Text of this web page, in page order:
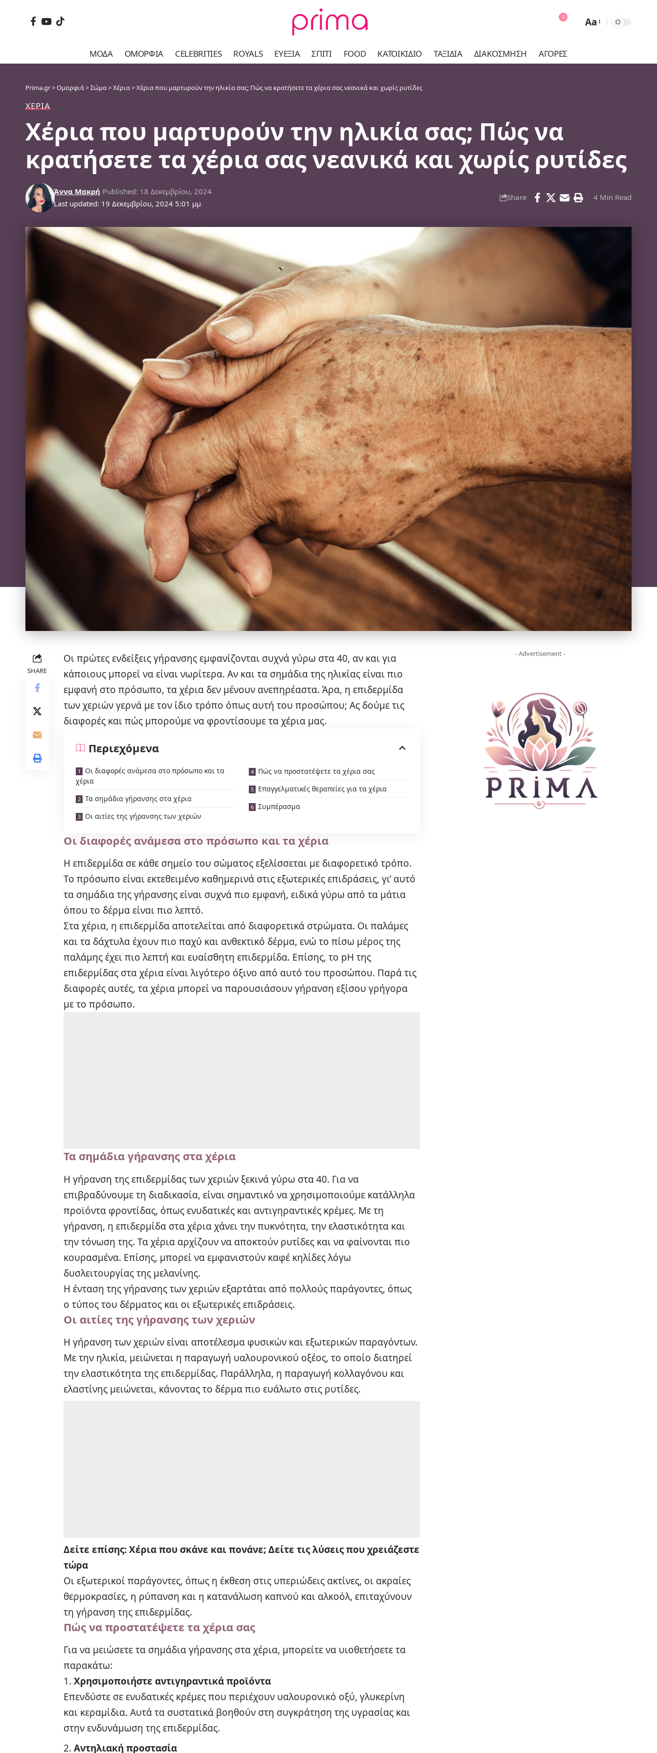
9
Font
Aa
ΜΌΔΑ ΟΜΟΡΦΙΆ CELEBRITIES ROYALS ΕΥΕΞΊΑ ΣΠΊΤΙ FOOD ΚΑΤΟΙΚΊΔΙΟ ΤΑΞΊΔΙΑ ΔΙΑΚΌΣΜΗΣΗ ΑΓΟΡΈΣ
Prima.gr>Ομορφιά>Σώμα>Χέρια>Χέρια που μαρτυρούν την ηλικία σας; Πώς να κρατήσετε τα χέρια σας νεανικά και χωρίς ρυτίδες
ΧΈΡΙΑ
Χέρια που μαρτυρούν την ηλικία σας; Πώς να
κρατήσετε τα χέρια σας νεανικά και χωρίς ρυτίδες
Last updated: 19 Δεκεμβρίου, 2024 5:01 μμ
Άννα Μακρή Published: 18 Δεκεμβρίου, 2024
Share 4 Min Read
SHARE
Οι πρώτες ενδείξεις γήρανσης εμφανίζονται συχνά γύρω στα 40, αν και για
κάποιους μπορεί να είναι νωρίτερα. Αν και τα σημάδια της ηλικίας είναι πιο
εμφανή στο πρόσωπο, τα χέρια δεν μένουν ανεπηρέαστα. Άρα, η επιδερμίδα
των χεριών γερνά με τον ίδιο τρόπο όπως αυτή του προσώπου; Ας δούμε τις
διαφορές και πώς μπορούμε να φροντίσουμε τα χέρια μας.
Περιεχόμενα
Οι διαφορές ανάμεσα στο πρόσωπο και τα
χέρια
Τα σημάδια γήρανσης στα χέρια
Οι αιτίες της γήρανσης των χεριών
Πώς να προστατέψετε τα χέρια σας
Επαγγελματικές θεραπείες για τα χέρια
Συμπέρασμα
Οι διαφορές ανάμεσα στο πρόσωπο και τα χέρια
Η επιδερμίδα σε κάθε σημείο του σώματος εξελίσσεται με διαφορετικό τρόπο.
Το πρόσωπο είναι εκτεθειμένο καθημερινά στις εξωτερικές επιδράσεις, γι’ αυτό
τα σημάδια της γήρανσης είναι συχνά πιο εμφανή, ειδικά γύρω από τα μάτια
όπου το δέρμα είναι πιο λεπτό.
Στα χέρια, η επιδερμίδα αποτελείται από διαφορετικά στρώματα. Οι παλάμες
και τα δάχτυλα έχουν πιο παχύ και ανθεκτικό δέρμα, ενώ το πίσω μέρος της
παλάμης έχει πιο λεπτή και ευαίσθητη επιδερμίδα. Επίσης, το pH της
επιδερμίδας στα χέρια είναι λιγότερο όξινο από αυτό του προσώπου. Παρά τις
διαφορές αυτές, τα χέρια μπορεί να παρουσιάσουν γήρανση εξίσου γρήγορα
με το πρόσωπο.
Τα σημάδια γήρανσης στα χέρια
Η γήρανση της επιδερμίδας των χεριών ξεκινά γύρω στα 40. Για να
επιβραδύνουμε τη διαδικασία, είναι σημαντικό να χρησιμοποιούμε κατάλληλα
προϊόντα φροντίδας, όπως ενυδατικές και αντιγηραντικές κρέμες. Με τη
γήρανση, η επιδερμίδα στα χέρια χάνει την πυκνότητα, την ελαστικότητα και
την τόνωση της. Τα χέρια αρχίζουν να αποκτούν ρυτίδες και να φαίνονται πιο
κουρασμένα. Επίσης, μπορεί να εμφανιστούν καφέ κηλίδες λόγω
δυσλειτουργίας της μελανίνης.
Η ένταση της γήρανσης των χεριών εξαρτάται από πολλούς παράγοντες, όπως
ο τύπος του δέρματος και οι εξωτερικές επιδράσεις.
Οι αιτίες της γήρανσης των χεριών
Η γήρανση των χεριών είναι αποτέλεσμα φυσικών και εξωτερικών παραγόντων.
Με την ηλικία, μειώνεται η παραγωγή υαλουρονικού οξέος, το οποίο διατηρεί
την ελαστικότητα της επιδερμίδας. Παράλληλα, η παραγωγή κολλαγόνου και
ελαστίνης μειώνεται, κάνοντας το δέρμα πιο ευάλωτο στις ρυτίδες.
Δείτε επίσης:Χέρια που σκάνε και πονάνε; Δείτε τις λύσεις που χρειάζεστε
τώρα
Οι εξωτερικοί παράγοντες, όπως η έκθεση στις υπεριώδεις ακτίνες, οι ακραίες
θερμοκρασίες, η ρύπανση και η κατανάλωση καπνού και αλκοόλ, επιταχύνουν
τη γήρανση της επιδερμίδας.
Πώς να προστατέψετε τα χέρια σας
Για να μειώσετε τα σημάδια γήρανσης στα χέρια, μπορείτε να υιοθετήσετε τα
παρακάτω:
Χρησιμοποιήστε αντιγηραντικά προϊόντα
Επενδύστε σε ενυδατικές κρέμες που περιέχουν υαλουρονικό οξύ, γλυκερίνη
και κεραμίδια. Αυτά τα συστατικά βοηθούν στη συγκράτηση της υγρασίας και
στην ενδυνάμωση της επιδερμίδας.
Αντηλιακή προστασία
- Advertisement -